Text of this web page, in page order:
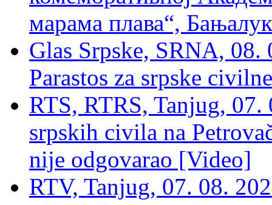
марама плава“,
Glas Srpske, SRNA,
Parastos za srpske
RTS, RTRS, Tanjug,
srpskih civila na
nije odgovarao [Video]
RTV, Tanjug, 07. 08.